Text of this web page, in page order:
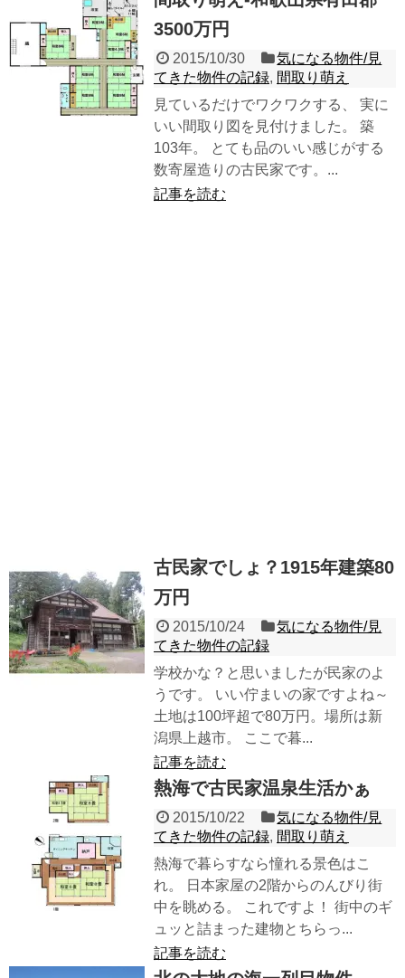
3500万円
2015/10/30
気になる物件/見
てきた物件の記録, 間取り萌え
見ているだけでワクワクする、 実に
いい間取り図を見付けました。 築
103年。 とても品のいい感じがする
数寄屋造りの古民家です。...
記事を読む
古民家でしょ？1915年建築80
万円
2015/10/24
気になる物件/見
てきた物件の記録
学校かな？と思いましたが民家のよ
うです。 いい佇まいの家ですよね～
土地は100坪超で80万円。場所は新
潟県上越市。 ここで暮...
記事を読む
熱海で古民家温泉生活かぁ
2015/10/22
気になる物件/見
てきた物件の記録, 間取り萌え
熱海で暮らすなら憧れる景色はこ
れ。 日本家屋の2階からのんびり街
中を眺める。 これですよ！ 街中のギ
ュッと詰まった建物とちらっ...
記事を読む